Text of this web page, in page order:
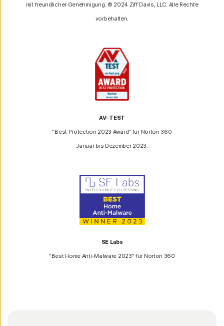
mit freundlicher Genehmigung. © 2024 Ziff Davis, LLC. Alle Rechte
vorbehalten.
AV-TEST
"Best Protection 2023 Award" für Norton 360
Januar bis Dezember 2023.
SE Labs
"Best Home Anti-Malware 2023" für Norton 360